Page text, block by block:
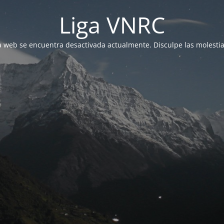
Liga VNRC
web se encuentra desactivada actualmente. Disculpe las